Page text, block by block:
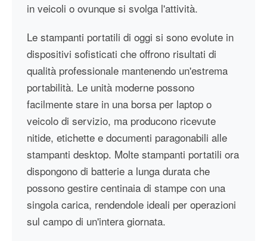
in veicoli o ovunque si svolga l'attività.
Le stampanti portatili di oggi si sono evolute in
dispositivi sofisticati che offrono risultati di
qualità professionale mantenendo un'estrema
portabilità. Le unità moderne possono
facilmente stare in una borsa per laptop o
veicolo di servizio, ma producono ricevute
nitide, etichette e documenti paragonabili alle
stampanti desktop. Molte stampanti portatili ora
dispongono di batterie a lunga durata che
possono gestire centinaia di stampe con una
singola carica, rendendole ideali per operazioni
sul campo di un'intera giornata.